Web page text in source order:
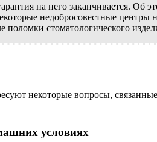
на него заканчивается. Об
недобросовестные центры
поломки стоматологического
некоторые вопросы,
условиях